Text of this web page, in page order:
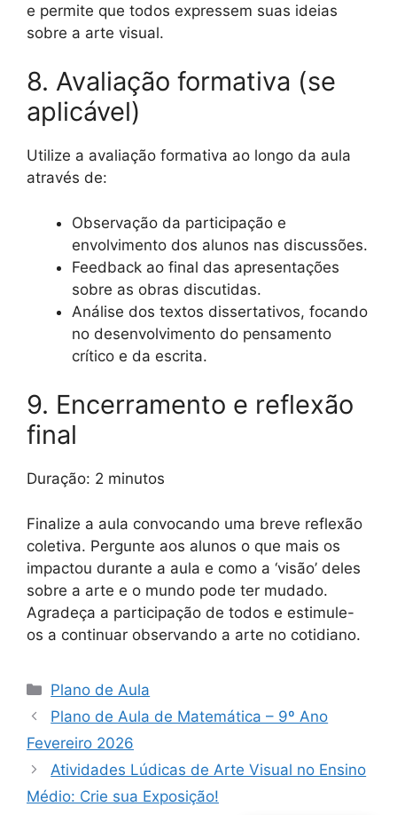
e permite que todos expressem suas ideias
sobre a arte visual.
8. Avaliação formativa (se
aplicável)
Utilize a avaliação formativa ao longo da aula
através de:
Observação da participação e
envolvimento dos alunos nas discussões.
Feedback ao final das apresentações
sobre as obras discutidas.
Análise dos textos dissertativos, focando
no desenvolvimento do pensamento
crítico e da escrita.
9. Encerramento e reflexão
final
Duração: 2 minutos
Finalize a aula convocando uma breve reflexão
coletiva. Pergunte aos alunos o que mais os
impactou durante a aula e como a ‘visão’ deles
sobre a arte e o mundo pode ter mudado.
Agradeça a participação de todos e estimule-
os a continuar observando a arte no cotidiano.
Categorias
Plano de Aula
Plano de Aula de Matemática – 9º Ano
Fevereiro 2026
Atividades Lúdicas de Arte Visual no Ensino
Médio: Crie sua Exposição!